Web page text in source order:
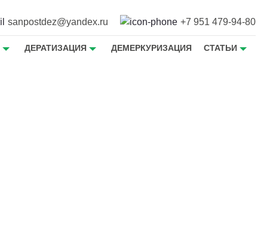
sanpostdez@yandex.ru +7 951 479-94-80
ДЕРАТИЗАЦИЯ ДЕМЕРКУРИЗАЦИЯ СТАТЬИ